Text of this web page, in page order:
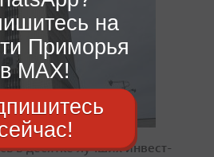
в десятке лучших инвест-
на
Приморья
в MAX!